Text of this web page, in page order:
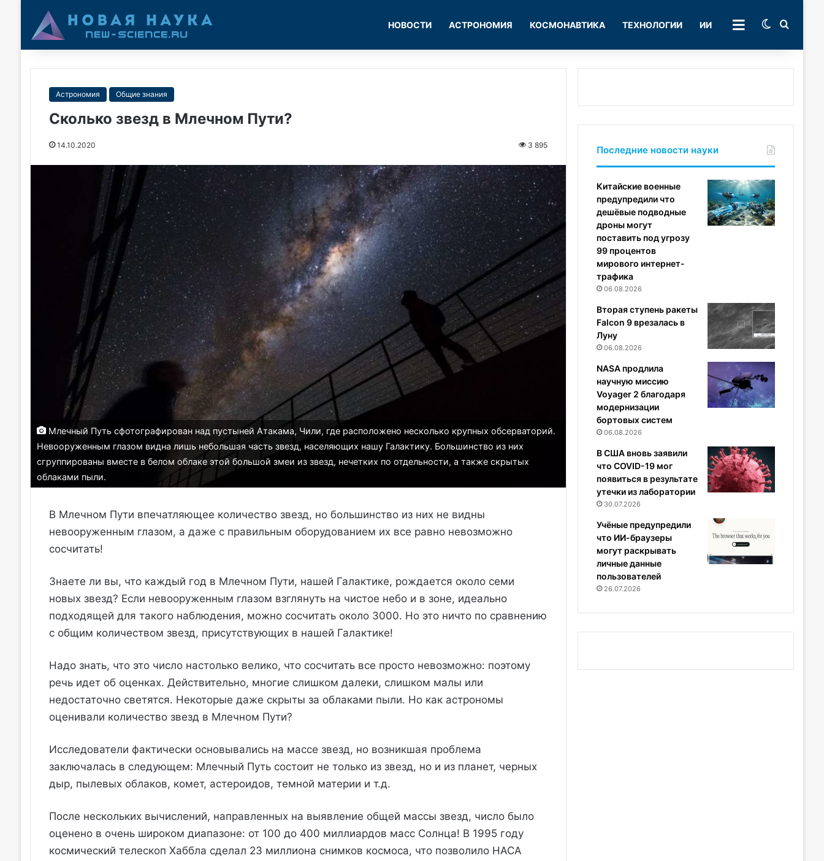
НОВОСТИ АСТРОНОМИЯ КОСМОНАВТИКА ТЕХНОЛОГИИ ИИ РУБРИКИSwitch skin
Астрономия Общие знания
Сколько звезд в Млечном Пути?
14.10.2020 3 895
Млечный Путь сфотографирован над пустыней Атакама, Чили, где расположено несколько крупных обсерваторий.
Невооруженным глазом видна лишь небольшая часть звезд, населяющих нашу Галактику. Большинство из них
сгруппированы вместе в белом облаке этой большой змеи из звезд, нечетких по отдельности, а также скрытых
облаками пыли.
В Млечном Пути впечатляющее количество звезд, но большинство из них не видны
невооруженным глазом, а даже с правильным оборудованием их все равно невозможно
сосчитать!
Знаете ли вы, что каждый год в Млечном Пути, нашей Галактике, рождается около семи
новых звезд? Если невооруженным глазом взглянуть на чистое небо и в зоне, идеально
подходящей для такого наблюдения, можно сосчитать около 3000. Но это ничто по сравнению
с общим количеством звезд, присутствующих в нашей Галактике!
Надо знать, что это число настолько велико, что сосчитать все просто невозможно: поэтому
речь идет об оценках. Действительно, многие слишком далеки, слишком малы или
недостаточно светятся. Некоторые даже скрыты за облаками пыли. Но как астрономы
оценивали количество звезд в Млечном Пути?
Исследователи фактически основывались на массе звезд, но возникшая проблема
заключалась в следующем: Млечный Путь состоит не только из звезд, но и из планет, черных
дыр, пылевых облаков, комет, астероидов, темной материи и т.д.
После нескольких вычислений, направленных на выявление общей массы звезд, число было
оценено в очень широком диапазоне: от 100 до 400 миллиардов масс Солнца! В 1995 году
космический телескоп Хаббла сделал 23 миллиона снимков космоса, что позволило НАСА
Последние новости науки
Китайские военные
предупредили что
дешёвые подводные
дроны могут
поставить под угрозу
99 процентов
мирового интернет-
трафика
06.08.2026
Вторая ступень ракеты
Falcon 9 врезалась в
Луну
06.08.2026
NASA продлила
научную миссию
Voyager 2 благодаря
модернизации
бортовых систем
06.08.2026
В США вновь заявили
что COVID-19 мог
появиться в результате
утечки из лаборатории
30.07.2026
Учёные предупредили
что ИИ-браузеры
могут раскрывать
личные данные
пользователей
26.07.2026